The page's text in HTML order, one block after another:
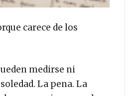
carece de los
medirse ni
La pena. La